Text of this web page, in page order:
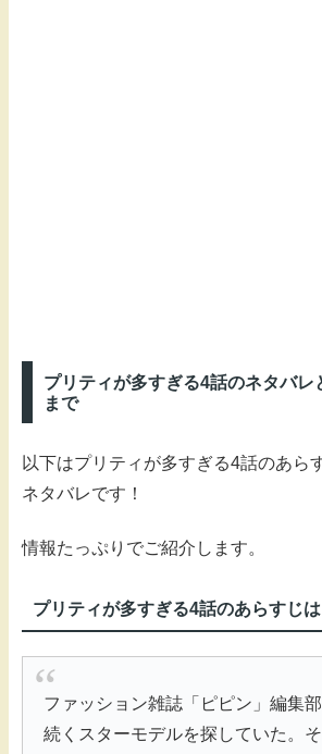
プリティが多すぎる4話のネタバレ
まで
以下はプリティが多すぎる4話のあら
ネタバレです！
情報たっぷりでご紹介します。
プリティが多すぎる4話のあらすじは
ファッション雑誌「ピピン」編集
続くスターモデルを探していた。